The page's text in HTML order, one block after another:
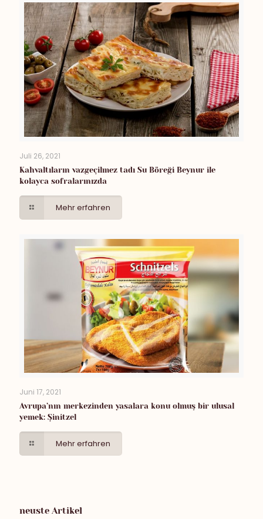
Juli 26, 2021
Kahvaltıların vazgeçilmez tadı Su Böreği Beynur ile
kolayca sofralarınızda
Mehr erfahren
Juni 17, 2021
Avrupa’nın merkezinden yasalara konu olmuş bir ulusal
yemek: Şinitzel
Mehr erfahren
neuste Artikel